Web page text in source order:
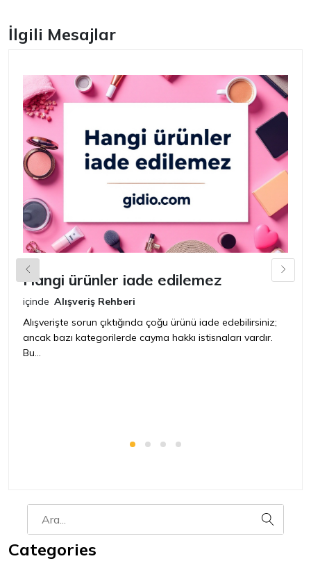
İlgili Mesajlar
Hangi ürünler iade edilemez
içinde Alışveriş Rehberi
Alışverişte sorun çıktığında çoğu ürünü iade edebilirsiniz;
ancak bazı kategorilerde cayma hakkı istisnaları vardır.
Bu...
Categories